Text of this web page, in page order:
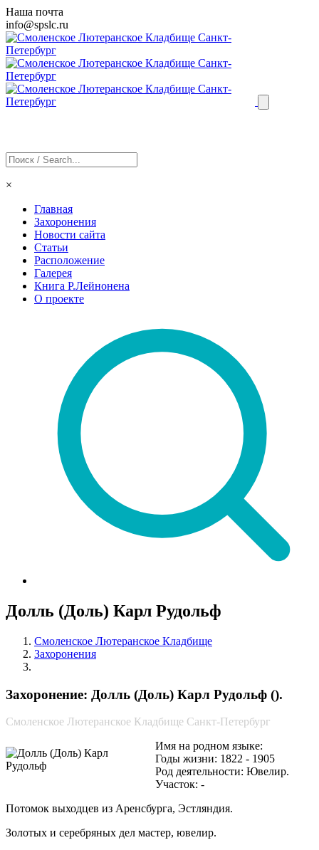
Наша почта
info@spslc.ru
×
Главная
Захоронения
Новости сайта
Статьи
Расположение
Галерея
Книга Р.Лейнонена
О проекте
Долль (Доль) Карл Рудольф
Смоленское Лютеранское Кладбище
Захоронения
Захоронение: Долль (Доль) Карл Рудольф ().
Смоленское Лютеранское Кладбище Санкт-Петербург
Имя на родном языке:
Годы жизни: 1822 - 1905
Род деятельности: Ювелир.
Участок: -
Потомок выходцев из Аренсбурга, Эстляндия.
Золотых и серебряных дел мастер, ювелир.